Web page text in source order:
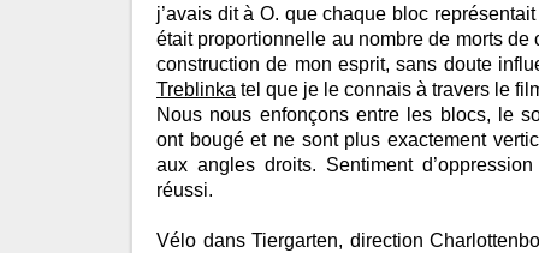
j’avais dit à O. que chaque bloc
était proportionnelle au nombre de morts de
construction de mon esprit, sans doute
Treblinka tel que je le connais à travers le
Nous nous enfonçons entre les blocs, le
ont bougé et ne sont plus exactement
aux angles droits. Sentiment
réussi.
Vélo dans Tiergarten, direction